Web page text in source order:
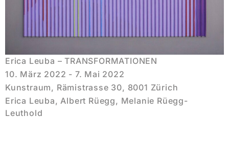
Erica Leuba – TRANSFORMATIONEN
10. März 2022 - 7. Mai 2022
Kunstraum, Rämistrasse 30, 8001 Zürich
Erica Leuba, Albert Rüegg, Melanie Rüegg-
Leuthold